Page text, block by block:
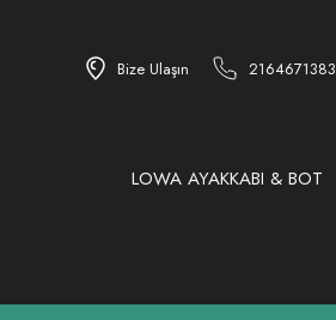
Bize Ulaşın 2164671383
LOWA AYAKKABI & BOT